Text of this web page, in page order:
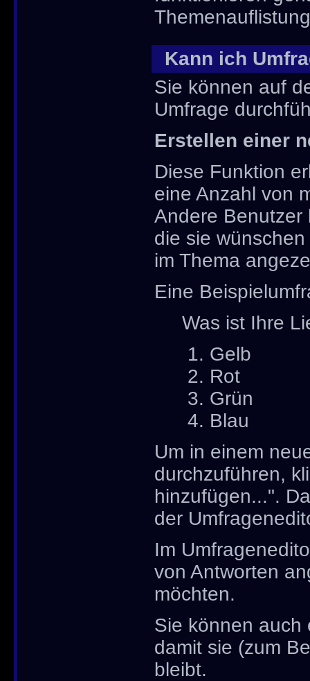
Kann ich
Sie können auf
Umfrage
Erstellen einer
Diese Funktion
eine Anzahl von
Andere Benutzer
die sie
im Thema
Eine
Was ist Ihre
Gelb
Rot
Grün
Blau
Um in einem
durchzuführen,
hinzufügen...".
der
Im
von Antworten
möchten.
Sie können auch
damit sie (zum
bleibt.